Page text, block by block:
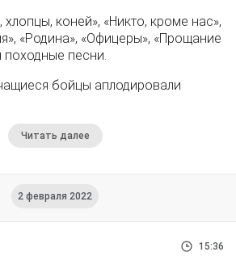
хлопцы, коней», «Никто, кроме нас»,
«Родина», «Офицеры», «Прощание
походные песни.
бойцы аплодировали
Читать далее
2 февраля 2022
15:36